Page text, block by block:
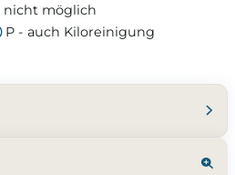
nicht möglich
P - auch Kiloreinigung